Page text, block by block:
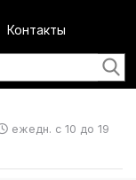
Контакты
ежедн. с 10 до 19